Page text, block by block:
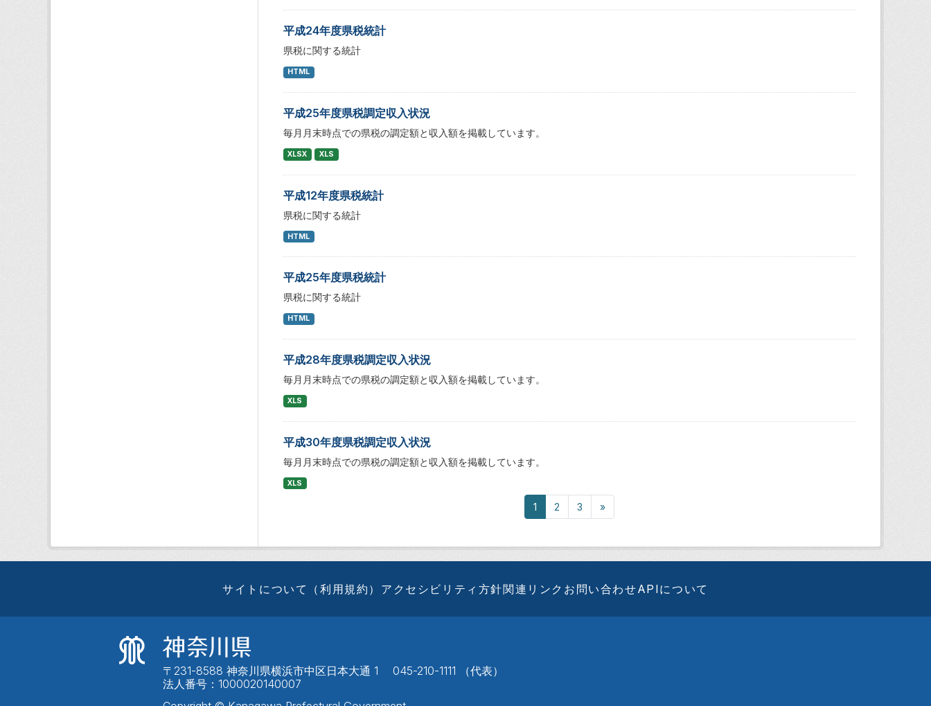
平成24年度県税統計
県税に関する統計
HTML
平成25年度県税調定収入状況
毎月月末時点での県税の調定額と収入額を掲載しています。
XLSX XLS
平成12年度県税統計
県税に関する統計
HTML
平成25年度県税統計
県税に関する統計
HTML
平成28年度県税調定収入状況
毎月月末時点での県税の調定額と収入額を掲載しています。
XLS
平成30年度県税調定収入状況
毎月月末時点での県税の調定額と収入額を掲載しています。
XLS
1 2 3 »
サイトについて（利用規約） アクセシビリティ方針関連リンク お問い合わせAPIについて
〒231-8588 神奈川県横浜市中区日本大通 1 045-210-1111 （代表）
法人番号：1000020140007